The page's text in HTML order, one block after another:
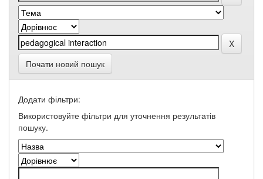
Почати новий пошук
Додати фільтри:
Використовуйте фільтри для уточнення результатів
пошуку.